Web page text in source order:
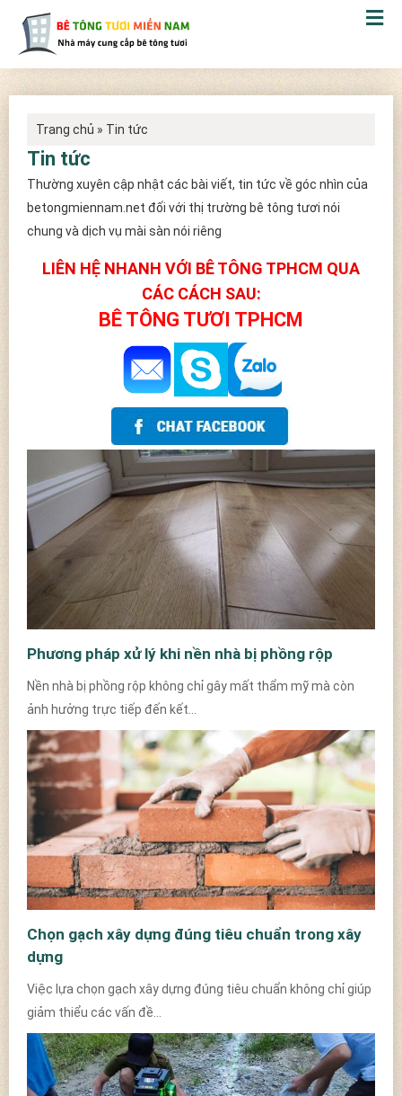
Trang chủ » Tin tức
Tin tức
Thường xuyên cập nhật các bài viết, tin tức về góc nhìn của
betongmiennam.net đối với thị trường bê tông tươi nói
chung và dịch vụ mài sàn nói riêng
LIÊN HỆ NHANH VỚI BÊ TÔNG TPHCM QUA
CÁC CÁCH SAU:
BÊ TÔNG TƯƠI TPHCM
Phương pháp xử lý khi nền nhà bị phồng rộp
Nền nhà bị phồng rộp không chỉ gây mất thẩm mỹ mà còn
ảnh hưởng trực tiếp đến kết...
Chọn gạch xây dựng đúng tiêu chuẩn trong xây
dựng
Việc lựa chọn gạch xây dựng đúng tiêu chuẩn không chỉ giúp
giảm thiểu các vấn đề...